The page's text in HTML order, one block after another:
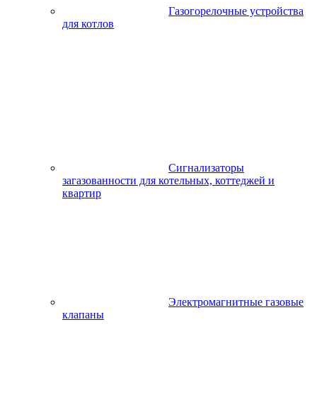
Газогорелочные устройства
для котлов
Сигнализаторы
загазованности для котельных, коттеджей и
квартир
Электромагнитные газовые
клапаны